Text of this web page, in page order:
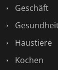
Geschäft
Haustiere
Kochen